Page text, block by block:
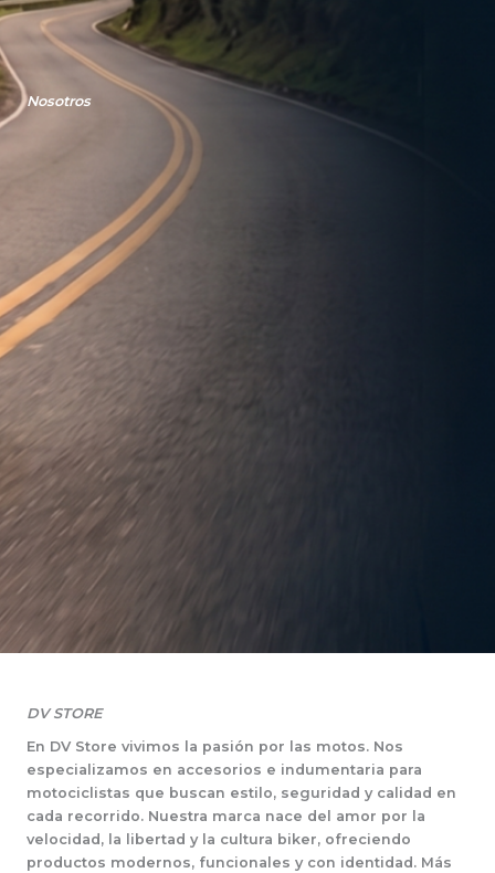
Nosotros
DV STORE
En DV Store vivimos la pasión por las motos. Nos
especializamos en accesorios e indumentaria para
motociclistas que buscan estilo, seguridad y calidad en
cada recorrido. Nuestra marca nace del amor por la
velocidad, la libertad y la cultura biker, ofreciendo
productos modernos, funcionales y con identidad. Más